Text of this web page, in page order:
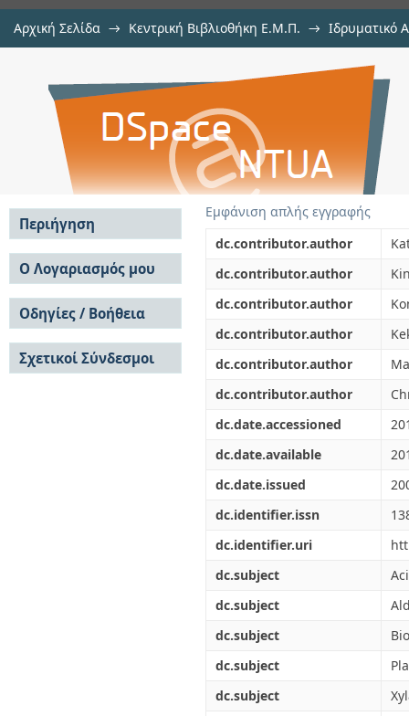
Αρχική Σελίδα → Κεντρική Βιβλιοθήκη Ε.Μ.Π. → Ιδρυματικό
Enzymic production of
plant airlift bioreactors
Εμφάνιση απλής εγγραφής
dc.contributor.author
dc.contributor.author
dc.contributor.author
dc.contributor.author
dc.contributor.author
dc.contributor.author
dc.date.accessioned
dc.date.available
dc.date.issued
dc.identifier.issn
dc.identifier.uri
dc.subject
dc.subject
dc.subject
dc.subject
dc.subject
Περιήγηση
Σε όλο το DSpace
Κοινότητες & Συλλογές
Ανά Ημερομηνία
Έκδοσης
Συγγραφείς
Τίτλοι
Θέματα
Ο Λογαριασμός μου
Σύνδεση
Εγγραφή
Οδηγίες / Βοήθεια
Οδηγίες Υποβολής
Οδηγίες Χρήσης ΙΑ
Συχνές Ερωτήσεις
Σχετικοί Σύνδεσμοι